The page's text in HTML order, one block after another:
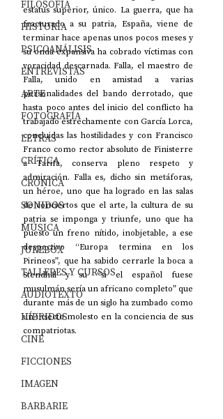
FILOSOFÍA
HISTORIA
PSICOANÁLISIS
ENTREVISTAS
ARTE
FOTOGRAFÍA
LETRAS
CRÍTICA
CRÓNICA
SONIDOS
MÚSICA
JUKEBOX
TALLERES Y CURSOS
AUDIOTEXTO
HÍBRIDOS
CINE
FICCIONES
IMAGEN
BARBARIE
estatus superior, único. La guerra, que ha
fracturado a su patria, España, viene de
terminar hace apenas unos pocos meses y
su onda expansiva ha cobrado víctimas con
voracidad descarnada. Falla, el maestro de
Falla, unido en amistad a varias
personalidades del bando derrotado, que
hasta poco antes del inicio del conflicto ha
trabajado estrechamente con García Lorca,
concluidas las hostilidades y con Francisco
Franco como rector absoluto de Finisterre
a Tarifa, conserva pleno respeto y
admiración. Falla es, dicho sin metáforas,
un héroe, uno que ha logrado en las salas
de conciertos que el arte, la cultura de su
patria se imponga y triunfe, uno que ha
puesto un freno nítido, inobjetable, a ese
despectivo “Europa termina en los
Pirineos”, que ha sabido cerrarle la boca a
Stendhal y su “si el español fuese
musulmán sería un africano completo” que
durante más de un siglo ha zumbado como
un insecto molesto en la conciencia de sus
compatriotas.